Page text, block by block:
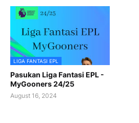
LIGA FANTASI EPL
Pasukan Liga Fantasi EPL -
MyGooners 24/25
August 16, 2024